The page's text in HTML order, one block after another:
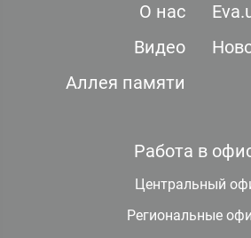
О нас
Видео
Аллея памяти
Работа в
Центральный
Региональные